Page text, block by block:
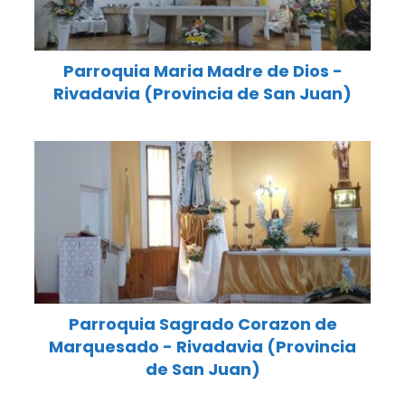
Parroquia Maria Madre de Dios -
Rivadavia (Provincia de San Juan)
Parroquia Sagrado Corazon de
Marquesado - Rivadavia (Provincia
de San Juan)